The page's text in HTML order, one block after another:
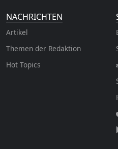
NACHRICHTEN
Artikel
Themen der Redaktion
Hot Topics